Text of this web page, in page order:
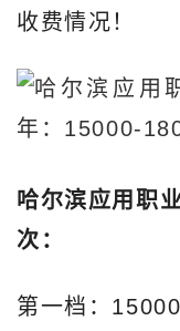
收费情况！
哈尔滨应用职
次：
第一档：